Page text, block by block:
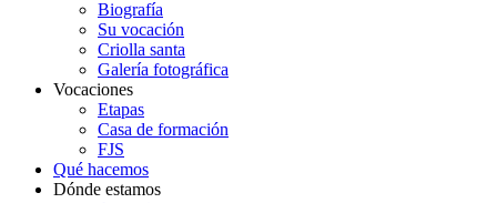
Biografía
Su vocación
Criolla santa
Galería fotográfica
Vocaciones
Etapas
Casa de formación
FJS
Qué hacemos
Dónde estamos